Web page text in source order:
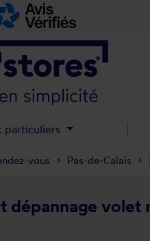
dépannage volet
vous Pas-de-Calais
particuliers